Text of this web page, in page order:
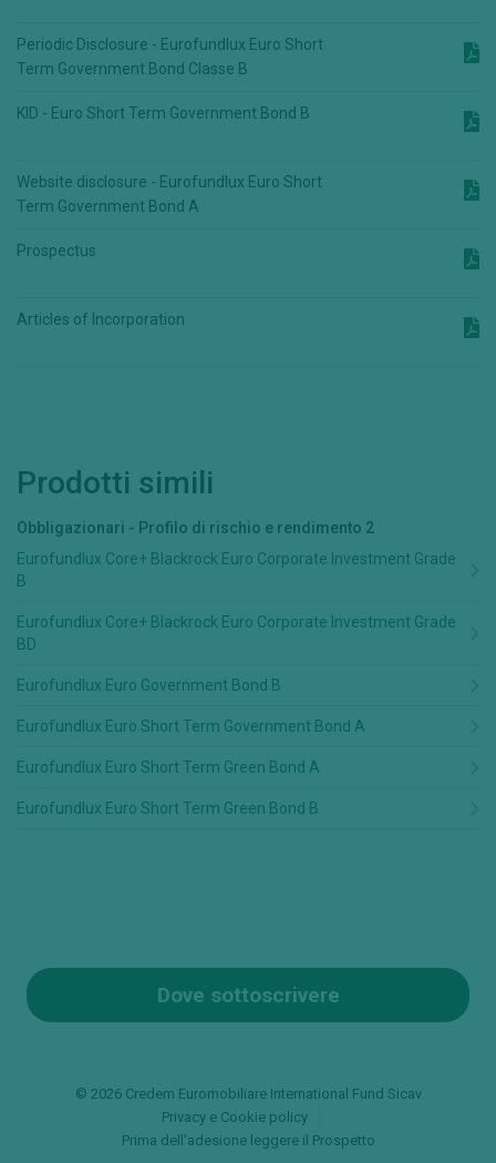
Periodic Disclosure - Eurofundlux Euro Short
Term Government Bond Classe B
KID - Euro Short Term Government Bond B
Website disclosure - Eurofundlux Euro Short
Term Government Bond A
Prospectus
Articles of Incorporation
Prodotti simili
Obbligazionari - Profilo di rischio e rendimento 2
Eurofundlux Core+ Blackrock Euro Corporate Investment Grade
B
Eurofundlux Core+ Blackrock Euro Corporate Investment Grade
BD
Eurofundlux Euro Government Bond B
Eurofundlux Euro Short Term Government Bond A
Eurofundlux Euro Short Term Green Bond A
Eurofundlux Euro Short Term Green Bond B
Dove sottoscrivere
© 2026 Credem Euromobiliare International Fund Sicav
Privacy e Cookie policy
Prima dell'adesione leggere il Prospetto